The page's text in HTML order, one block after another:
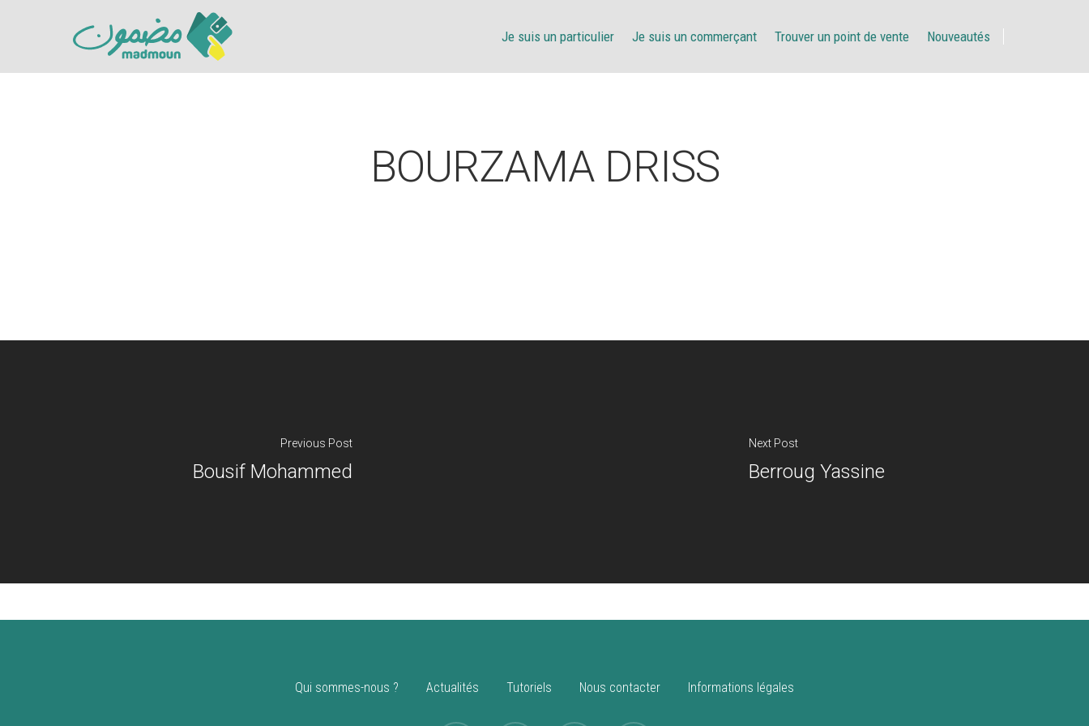
Je suis un particulier Je suis un commerçant Trouver un point de vente Nouveautés
BOURZAMA DRISS
Previous Post
Bousif Mohammed
Next Post
Berroug Yassine
Qui sommes-nous ? Actualités Tutoriels Nous contacter Informations légales